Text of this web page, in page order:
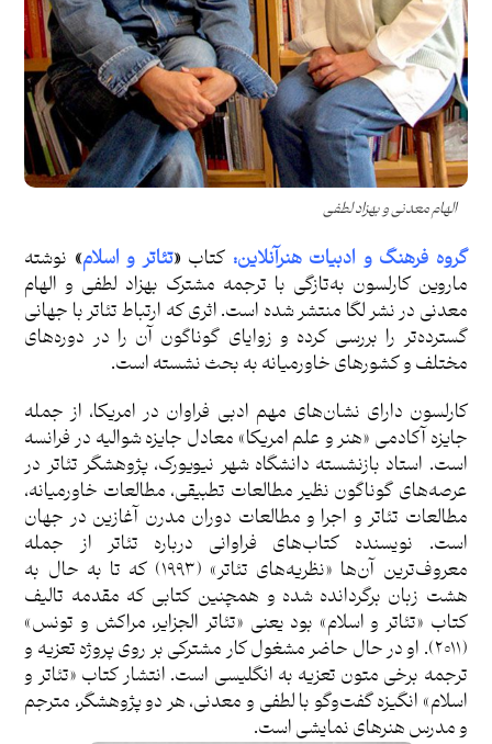
الهام معدنی و بهزاد لطفی
گروه فرهنگ و ادبیات هنرآنلاین: کتاب«تئاتر و اسلام» نوشته
ماروین کارلسون به‌تازگی با ترجمه مشترک بهزاد لطفی و الهام
معدنی در نشرلگا منتشر شده است. اثری که ارتباط تئاتر با جهانی
گسترده‌تر را بررسی کرده و زوایای گوناگون آن را در دوره‌های
مختلف و کشورهای خاورمیانه به بحث نشسته است.
کارلسون دارای نشان‌های مهم ادبی فراوان در امریکا، از جمله
جایزه آکادمی «هنر و علم امریکا» معادل جایزه شوالیه در فرانسه
است. استاد بازنشسته دانشگاه شهر نیویورک، پژوهشگر تئاتر در
عرصه‌های گوناگون نظیر مطالعات تطبیقی، مطالعات خاورمیانه،
مطالعات تئاتر و اجرا و مطالعات دوران مدرن آغازین در جهان
است. نویسنده کتاب‌های فراوانی درباره تئاتر از جمله
معروف‌ترین آن‌ها «نظریه‌های تئاتر» (۱۹۹۳) که تا به حال به
هشت زبان برگردانده شده و همچنین کتابی که مقدمه تالیف
کتاب «تئاتر و اسلام» بود یعنی «تئاتر الجزایر، مراکش و تونس»
(۲۰۱۱). او در حال حاضر مشغول کار مشترکی بر روی پروژه تعزیه و
ترجمه برخی متون تعزیه به انگلیسی است. انتشار کتاب «تئاتر و
اسلام» انگیزه گفت‌وگو با لطفی و معدنی، هر دو پژوهشگر، مترجم
و مدرس هنرهای نمایشی است.